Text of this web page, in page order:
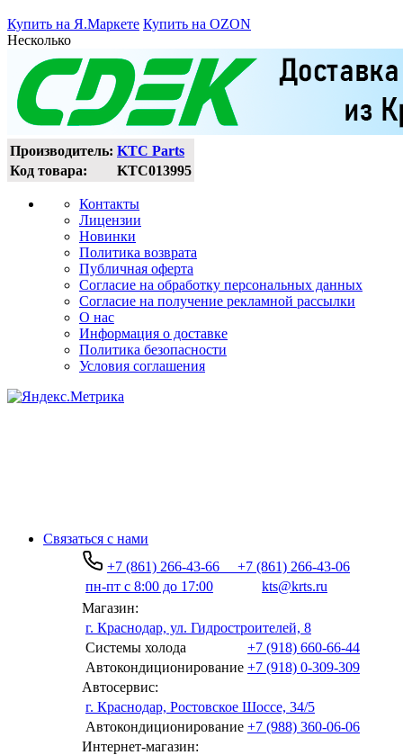
Купить на Я.Маркете Купить на OZON
Несколько
Производитель: KTC Parts
Код товара:
KTC013995
Контакты
Лицензии
Новинки
Политика возврата
Публичная оферта
Согласие на обработку персональных данных
Согласие на получение рекламной рассылки
О нас
Информация о доставке
Политика безопасности
Условия соглашения
Связаться с нами
+7 (861) 266-43-66
+7 (861) 266-43-06
пн-пт с 8:00 до 17:00
kts@krts.ru
Магазин:
г. Краснодар, ул. Гидростроителей, 8
Системы холода
+7 (918) 660-66-44
Автокондиционирование +7 (918) 0-309-309
Автосервис:
г. Краснодар, Ростовское Шоссе, 34/5
Автокондиционирование +7 (988) 360-06-06
Интернет-магазин: